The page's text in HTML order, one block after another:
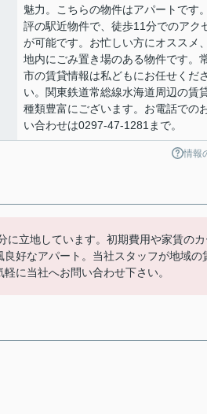
魅力。こちらの物件はアパートです
評の駅近物件で、徒歩11分でのアク
が可能です。お忙しい方にオススメ
地内にごみ置き場のある物件です。
市の賃貸情報は私どもにお任せくださ
い。関東鉄道常総線水海道周辺の賃
種類豊富にございます。お電話での
い合わせは0297-47-1281まで。
情報
に立地しています。初期費用や家賃のカ
好なアパート。当社スタッフが地域の
に当社へお問い合わせ下さい。